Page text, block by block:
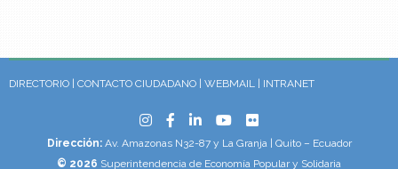
DIRECTORIO CONTACTO CIUDADANO WEBMAIL INTRANET
Dirección:Av. Amazonas N32-87 y La Granja | Quito – Ecuador
© 2026 Superintendencia de Economía Popular y Solidaria